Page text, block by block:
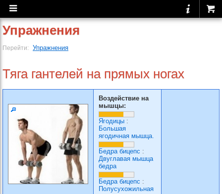
Упражнения
Перейти: Упражнения
Тяга гантелей на прямых ногах
Воздействие на
мышцы:
Ягодицы :
Большая
ягодичная мышца.
Бедра бицепс :
Двуглавая мышца
бедра
Бедра бицепс :
Полусухожильная